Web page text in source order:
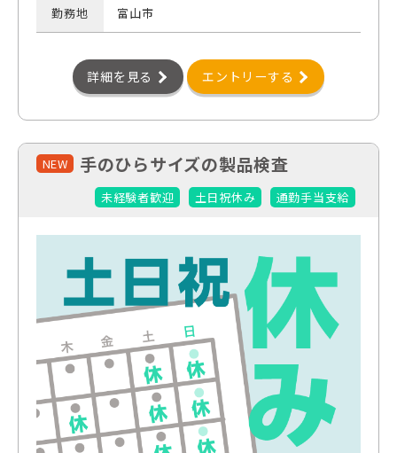
勤務地 富山市
詳細を見る エントリーする
NEW 手のひらサイズの製品検査
未経験者歓迎 土日祝休み 通勤手当支給